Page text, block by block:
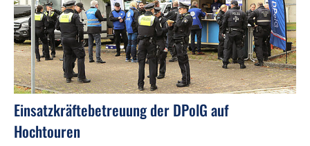
Einsatzkräftebetreuung der DPolG auf
Hochtouren